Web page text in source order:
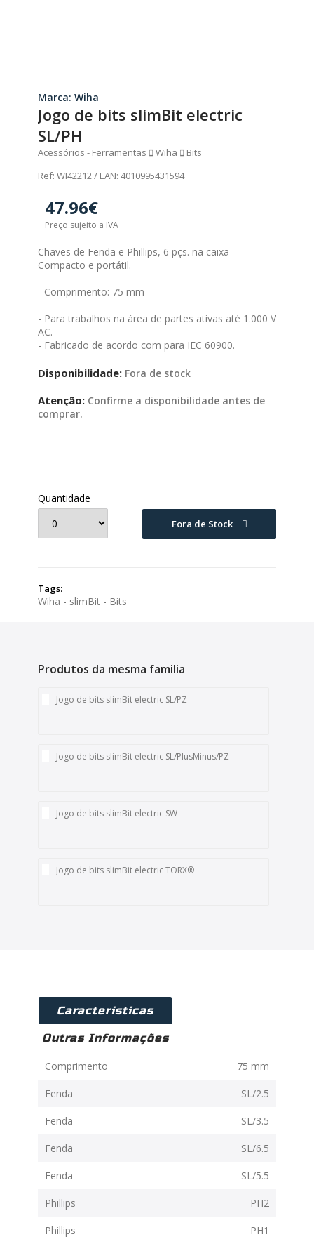
Marca: Wiha
Jogo de bits slimBit electric
SL/PH
Acessórios - Ferramentas Wiha
Bits
Ref: WI42212 / EAN: 4010995431594
47.96€
Preço sujeito a IVA
Chaves de Fenda e Phillips, 6 pçs. na caixa
Compacto e portátil.
- Comprimento: 75 mm
- Para trabalhos na área de partes ativas até 1.000 V
AC.
- Fabricado de acordo com para IEC 60900.
Disponibilidade: Fora de stock
Atenção: Confirme a disponibilidade antes de
comprar.
Quantidade
Fora de Stock
Tags:
Wiha - slimBit - Bits
Produtos da mesma familia
Jogo de bits slimBit electric SL/PZ
Jogo de bits slimBit electric SL/PlusMinus/PZ
Jogo de bits slimBit electric SW
Jogo de bits slimBit electric TORX®
Caracteristicas
Outras Informações
Comprimento 75 mm
Fenda SL/2.5
Fenda SL/3.5
Fenda SL/6.5
Fenda SL/5.5
Phillips PH2
Phillips PH1